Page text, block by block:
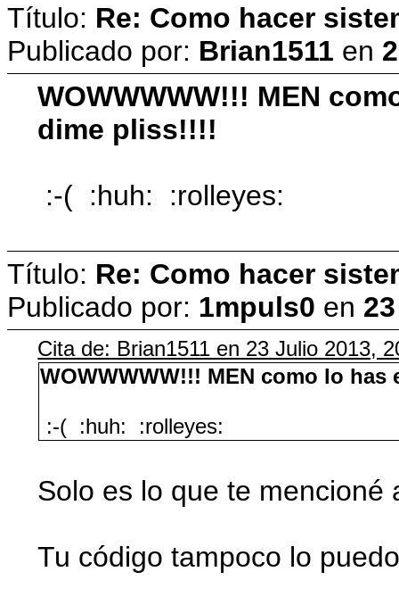
Título: Re: Como hacer
Publicado por: Brian1511 en
WOWWWWW!!! MEN
dime pliss!!!!
:-( :huh: :rolleyes:
Título: Re: Como hacer
Publicado por: 1mpuls0 en
Cita de: Brian1511 en 23 Julio 2013,
WOWWWWW!!! MEN como lo
:-( :huh: :rolleyes:
Solo es lo que te mencioné
Tu código tampoco lo